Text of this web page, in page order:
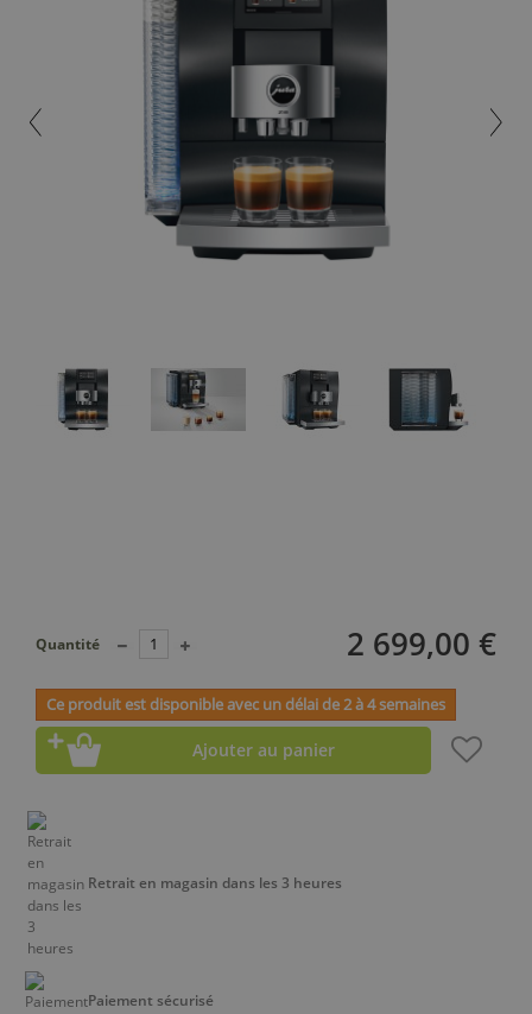
2 699,00 €
Quantité
Ce produit est disponible avec un délai de 2 à 4 semaines
Ajouter au panier
Retrait en magasin dans les 3 heures
Paiement sécurisé